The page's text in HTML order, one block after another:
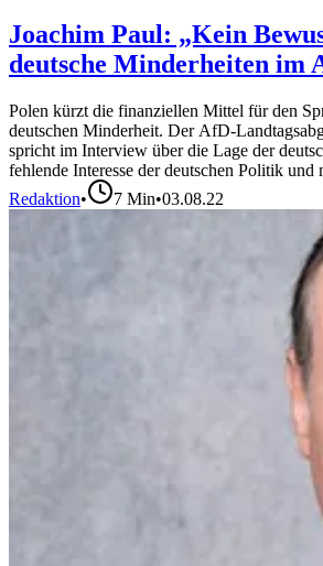
Joachim Paul: „Kein
deutsche Minderheiten im
Polen kürzt die finanziellen Mittel für den
deutschen Minderheit. Der AfD-
spricht im Interview über die Lage der
fehlende Interesse der deutschen Politik und
Redaktion• 7 Min•03.08.22